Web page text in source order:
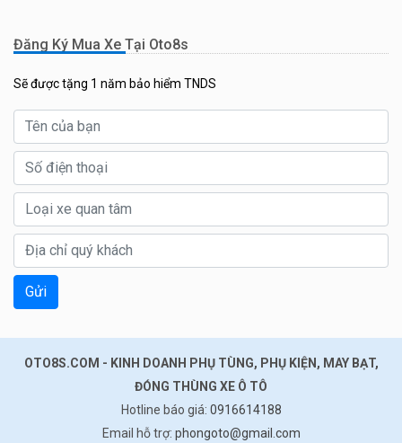
Đăng Ký Mua Xe Tại Oto8s
Sẽ được tặng 1 năm bảo hiểm TNDS
Gửi
OTO8S.COM - KINH DOANH PHỤ TÙNG, PHỤ KIỆN, MAY BẠT,
ĐÓNG THÙNG XE Ô TÔ
Hotline báo giá: 0916614188
Email hỗ trợ: phongoto@gmail.com